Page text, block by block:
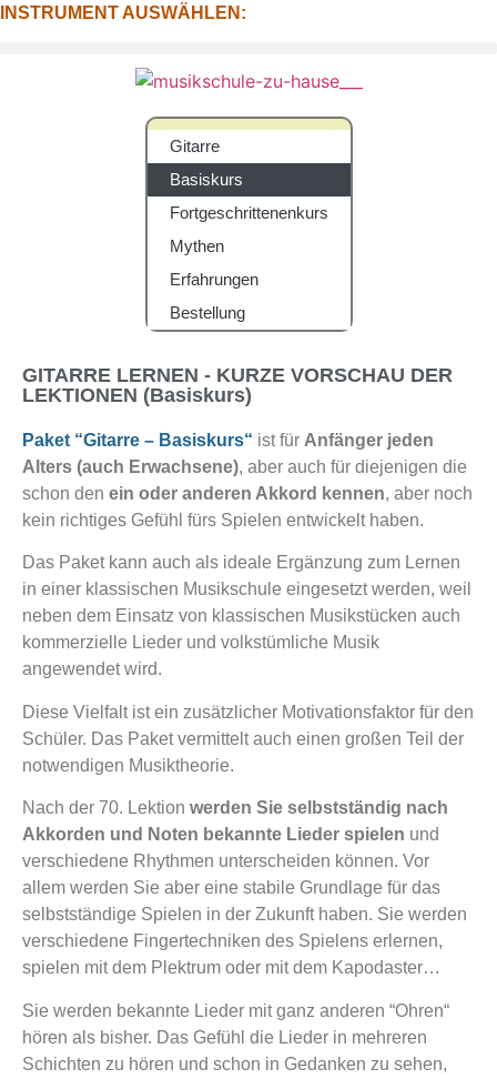
INSTRUMENT AUSWÄHLEN:
Gitarre
Basiskurs
Fortgeschrittenenkurs
Mythen
Erfahrungen
Bestellung
GITARRE LERNEN - KURZE VORSCHAU DER
LEKTIONEN (Basiskurs)
Paket “Gitarre – Basiskurs“ ist für Anfänger jeden
Alters (auch Erwachsene), aber auch für diejenigen die
schon den ein oder anderen Akkord kennen, aber noch
kein richtiges Gefühl fürs Spielen entwickelt haben.
Das Paket kann auch als ideale Ergänzung zum Lernen
in einer klassischen Musikschule eingesetzt werden, weil
neben dem Einsatz von klassischen Musikstücken auch
kommerzielle Lieder und volkstümliche Musik
angewendet wird.
Diese Vielfalt ist ein zusätzlicher Motivationsfaktor für den
Schüler. Das Paket vermittelt auch einen großen Teil der
notwendigen Musiktheorie.
Nach der 70. Lektion werden Sie selbstständig nach
Akkorden und Noten bekannte Lieder spielen und
verschiedene Rhythmen unterscheiden können. Vor
allem werden Sie aber eine stabile Grundlage für das
selbstständige Spielen in der Zukunft haben. Sie werden
verschiedene Fingertechniken des Spielens erlernen,
spielen mit dem Plektrum oder mit dem Kapodaster…
Sie werden bekannte Lieder mit ganz anderen “Ohren“
hören als bisher. Das Gefühl die Lieder in mehreren
Schichten zu hören und schon in Gedanken zu sehen,